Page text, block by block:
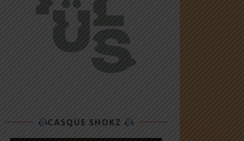
CASQUE SHOKZ